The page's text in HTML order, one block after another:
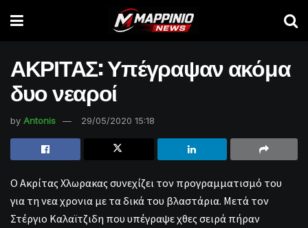
ΑΚΡΙΤΑΣ: Υπέγραψαν ακόμα
δυο νεαροί
by Antonis 29/05/2020 15:18
Ο Ακρίτας Χλωρακας συνεχίζει τον προγραμματισμό του
για τη νεα χρονια με τα δικά του βλαστάρια. Μετά τον
Στέργιο Καλαϊτζιδη που υπέγραψε χθες σειρά πήραν